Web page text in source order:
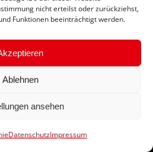
nicht erteilst oder zurückziehst,
Funktionen beeinträchtigt werden.
Ablehnen
ansehen
DatenschutzImpressum
zum 1. November